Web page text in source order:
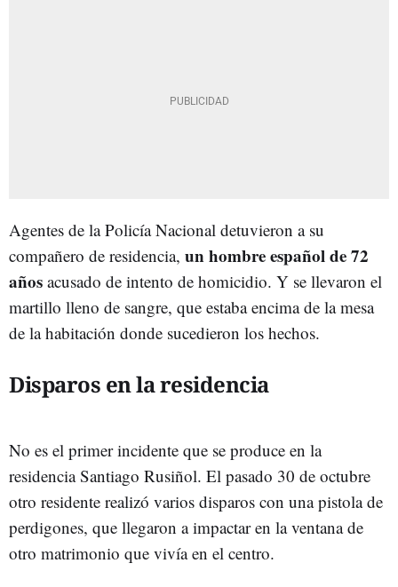
Agentes de la Policía Nacional detuvieron a su
compañero de residencia, un hombre español de 72
años acusado de intento de homicidio. Y se llevaron el
martillo lleno de sangre, que estaba encima de la mesa
de la habitación donde sucedieron los hechos.
Disparos en la residencia
No es el primer incidente que se produce en la
residencia Santiago Rusiñol. El pasado 30 de octubre
otro residente realizó varios disparos con una pistola de
perdigones, que llegaron a impactar en la ventana de
otro matrimonio que vivía en el centro.